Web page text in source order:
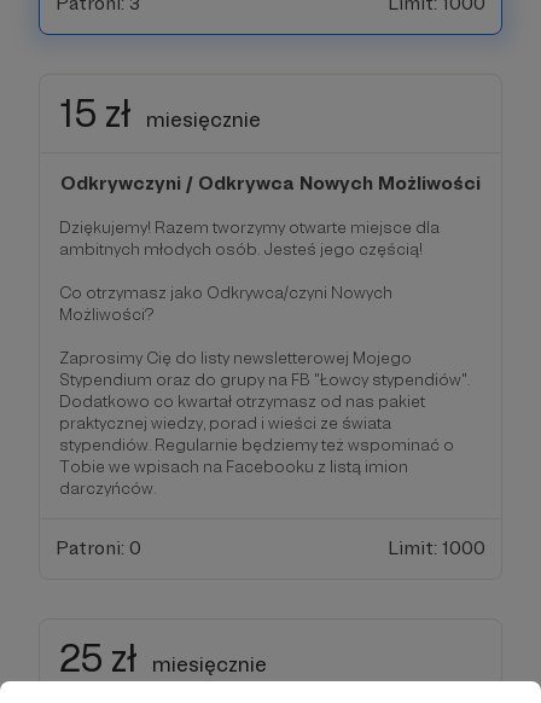
15 zł miesięcznie
Odkrywczyni / Odkrywca Nowych Możliwości
Dziękujemy! Razem tworzymy otwarte miejsce dla
ambitnych młodych osób. Jesteś jego częścią!
Co otrzymasz jako Odkrywca/czyni Nowych
Możliwości?
Zaprosimy Cię do listy newsletterowej Mojego
Stypendium oraz do grupy na FB "Łowcy stypendiów".
Dodatkowo co kwartał otrzymasz od nas pakiet
praktycznej wiedzy, porad i wieści ze świata
stypendiów. Regularnie będziemy też wspominać o
Tobie we wpisach na Facebooku z listą imion
darczyńców.
Patroni: 0 Limit: 1000
25 zł miesięcznie